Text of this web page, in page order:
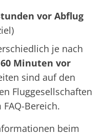
vor Abflug
je nach
60 Minuten vor
sind auf den
Fluggesellschaften
Bereich.
beim